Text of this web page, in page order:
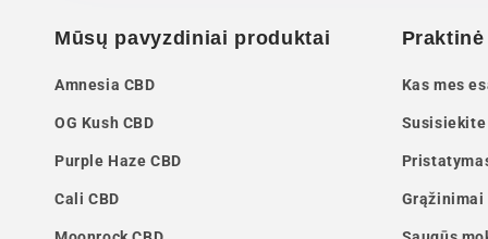
Mūsų pavyzdiniai produktai
Amnesia CBD
OG Kush CBD
Purple Haze CBD
Cali CBD
Kas mes
Susisiekite
Grąžinimai